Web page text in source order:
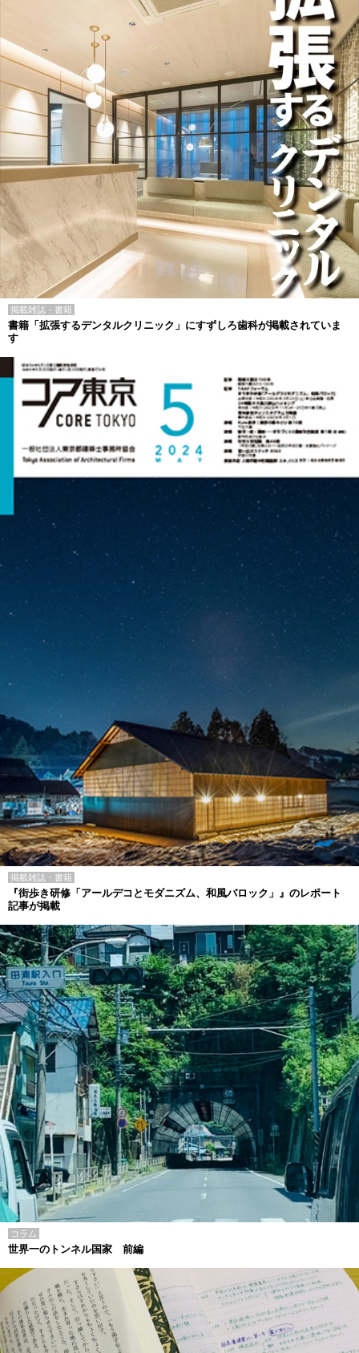
掲載雑誌・書籍
書籍「拡張するデンタルクリニック」にすずしろ歯科が掲載されていま
す
掲載雑誌・書籍
『街歩き研修「アールデコとモダニズム、和風バロック」』のレポート
記事が掲載
コラム
世界一のトンネル国家 前編